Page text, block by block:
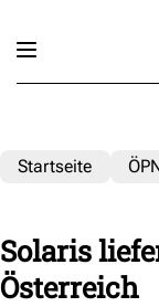
Startseite
Solaris
Österreich